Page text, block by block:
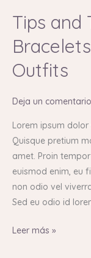
Tips and
Outfits
Deja un comentario
Lorem ipsum
Quisque pretium
amet. Proin
euismod enim, eu
non odio vel
Sed eu odio id
Tricks
Wear
Bracelets
with
Different
Leer más »